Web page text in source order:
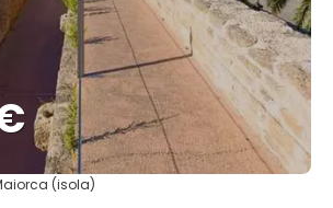
Vedere
(isola)